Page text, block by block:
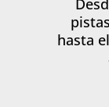
hasta